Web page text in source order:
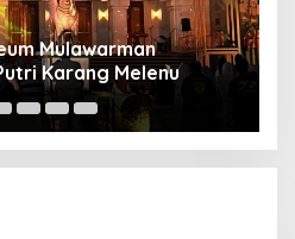
Panduan Pasang Pelapis Anti
Mancur